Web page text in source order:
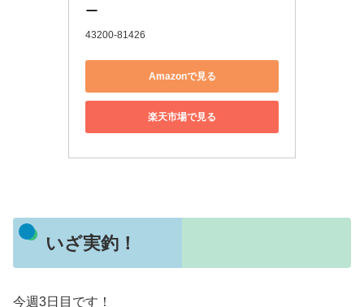
ー
43200-81426
Amazonで見る
楽天市場で見る
いざ実釣！
今週3日目です！